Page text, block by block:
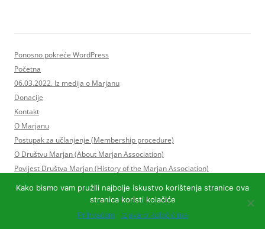
Ponosno pokreće WordPress
Početna
06.03.2022. Iz medija o Marjanu
Donacije
Kontakt
O Marjanu
Postupak za učlanjenje (Membership procedure)
O Društvu Marjan (About Marjan Association)
Povijest Društva Marjan (History of the Marjan Association)
Statut Društva Marjan i Program rada
Upravni odbor Društva Marjan
Postupak za učlanjenje (Membership procedure)
Kako bismo vam pružili najbolje iskustvo korištenja stranice ova
stranica koristi kolačiće
Prihvaćam
Izjava o kolačićima